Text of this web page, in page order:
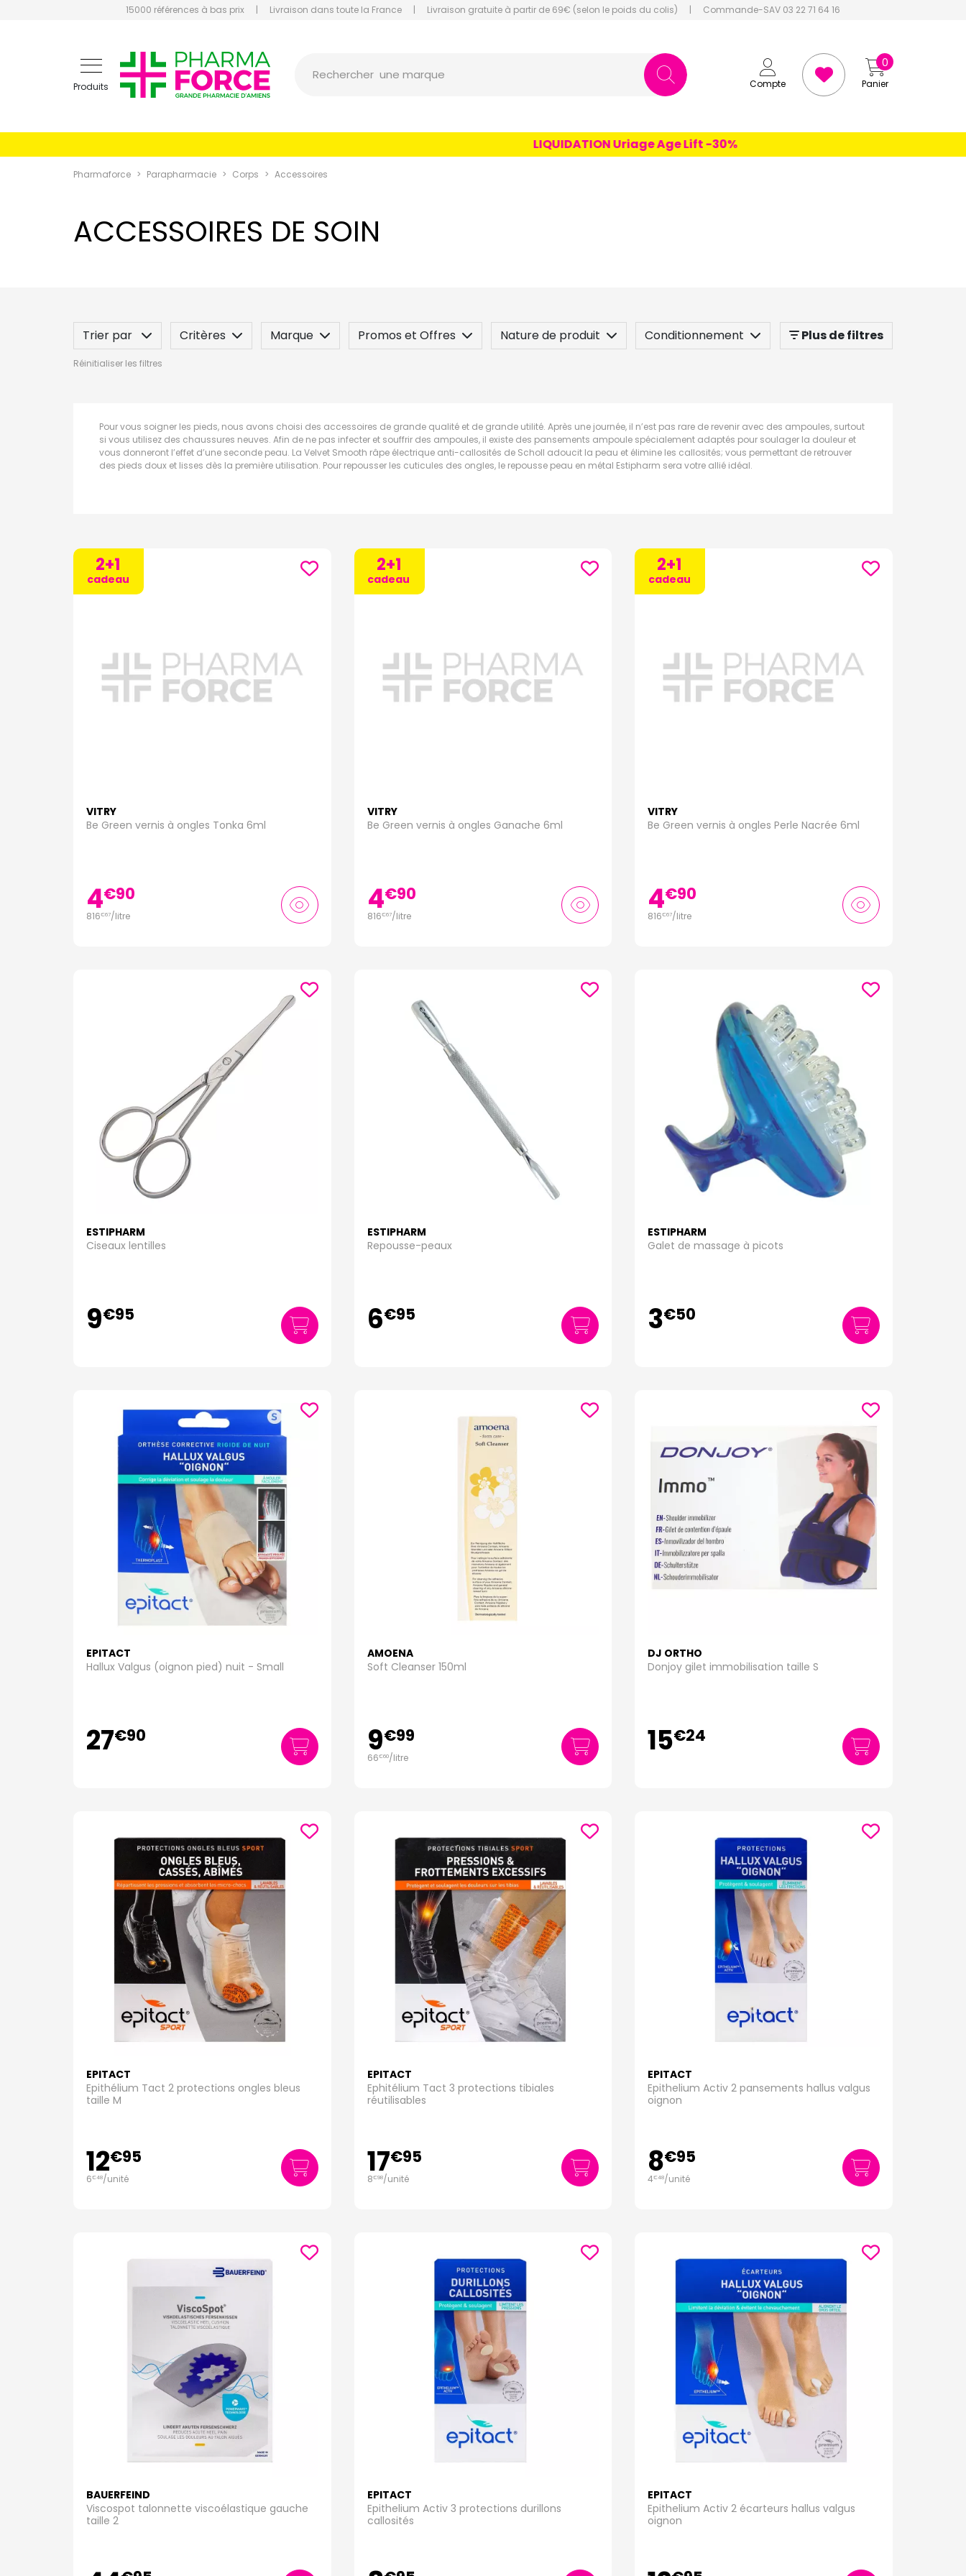
15000 références à bas prix | Livraison dans toute la France | Livraison gratuite à partir de 69€ (selon le poids du colis) | Commande-SAV 03 22 71 64 16
Produits Compte Panier
0
Rechercher
un conseil
LIQUIDATION Uriage Age Lift -30%
Pharmaforce Parapharmacie Corps Accessoires
ACCESSOIRES DE SOIN
Trier par Critères Marque Promos et Offres Nature de produit
Conditionnement
Spécificité
Plus de filtres
Réinitialiser les filtres
Pour vous soigner les pieds, nous avons choisi des accessoires de grande qualité et de grande utilité. Après une journée, il n’est pas rare de revenir avec des ampoules, surtout
si vous utilisez des chaussures neuves. Afin de ne pas infecter et souffrir des ampoules, il existe des pansements ampoule spécialement adaptés pour soulager la douleur et
vous donneront l’effet d’une seconde peau. La Velvet Smooth râpe électrique anti-callosités de Scholl adoucit la peau et élimine les callosités; vous permettant de retrouver
des pieds doux et lisses dès la première utilisation. Pour repousser les cuticules des ongles, le repousse peau en métal Estipharm sera votre allié idéal.
2+1
cadeau
VITRY
Be Green vernis à ongles Tonka 6ml
4€90
816€67/litre
2+1
cadeau
VITRY
Be Green vernis à ongles Ganache 6ml
4€90
816€67/litre
2+1
cadeau
VITRY
Be Green vernis à ongles Perle Nacrée 6ml
4€90
816€67/litre
ESTIPHARM
Ciseaux lentilles
9€95
ESTIPHARM
Repousse-peaux
6€95
ESTIPHARM
Galet de massage à picots
3€50
EPITACT
Hallux Valgus (oignon pied) nuit - Small
27€90
AMOENA
Soft Cleanser 150ml
9€99
66€60/litre
DJ ORTHO
Donjoy gilet immobilisation taille S
15€24
EPITACT
Epithélium Tact 2 protections ongles bleus
taille M
12€95
6€48/unité
EPITACT
Ephitélium Tact 3 protections tibiales
réutilisables
17€95
8€98/unité
EPITACT
Epithelium Activ 2 pansements hallus valgus
oignon
8€95
4€48/unité
BAUERFEIND
Viscospot talonnette viscoélastique gauche
taille 2
EPITACT
Epithelium Activ 3 protections durillons
callosités
EPITACT
Epithelium Activ 2 écarteurs hallus valgus
oignon